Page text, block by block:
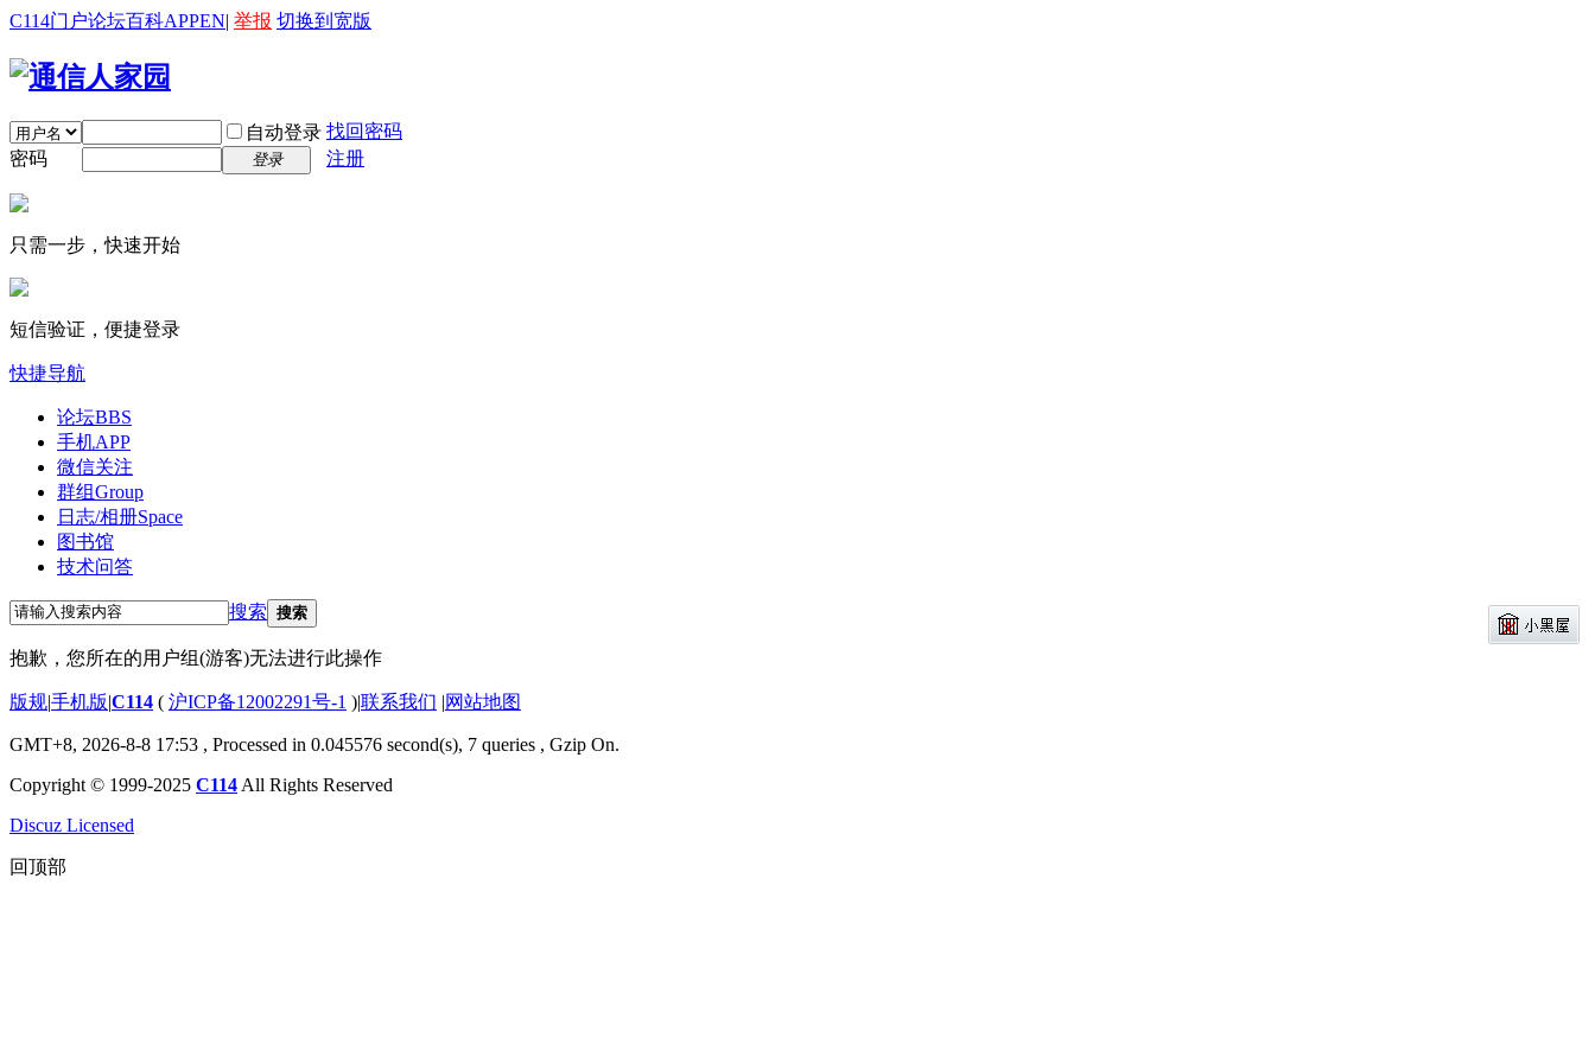
C114门户论坛百科APPEN| 举报 切换到宽版
自动登录 找回密码
密码
登录 注册
只需一步，快速开始
短信验证，便捷登录
快捷导航
论坛BBS
手机APP
微信关注
群组Group
日志/相册Space
图书馆
技术问答
搜索 搜索
抱歉，您所在的用户组(游客)无法进行此操作
版规|手机版|C114 ( 沪ICP备12002291号-1 )|联系我们 |网站地图
GMT+8, 2026-8-8 17:53 , Processed in 0.045576 second(s), 7 queries , Gzip On.
Copyright © 1999-2025 C114 All Rights Reserved
Discuz Licensed
回顶部